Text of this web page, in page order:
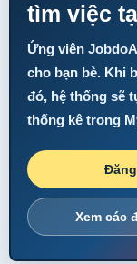
tìm việc
Ứng viên
cho bạn bè. Khi
đó, hệ thống sẽ
thống kê trong
Xem các